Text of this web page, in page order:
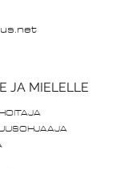
JA MIELELLE